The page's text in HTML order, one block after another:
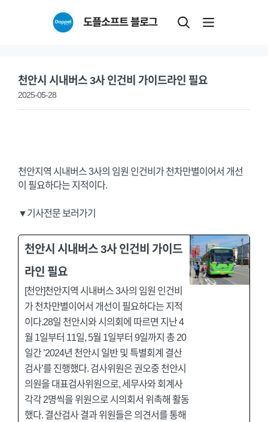
도플소프트 블로그
천안시 시내버스 3사 인건비 가이드라인 필요
2025-05-28
천안지역 시내버스 3사의 임원 인건비가 천차만별이어서 개선
이 필요하다는 지적이다.
▼기사전문 보러가기
천안시 시내버스 3사 인건비 가이드
라인 필요
[천안]천안지역 시내버스 3사의 임원 인건비
가 천차만별이어서 개선이 필요하다는 지적
이다.28일 천안시와 시의회에 따르면 지난 4
월 1일부터 11일, 5월 1일부터 9일까지 총 20
일간 ’2024년 천안시 일반 및 특별회계 결산
검사’를 진행했다. 검사위원은 권오중 천안시
의원을 대표검사위원으로, 세무사와 회계사
각각 2명씩을 위원으로 시의회서 위촉해 활동
했다. 결산검사 결과 위원들은 의견서를 통해